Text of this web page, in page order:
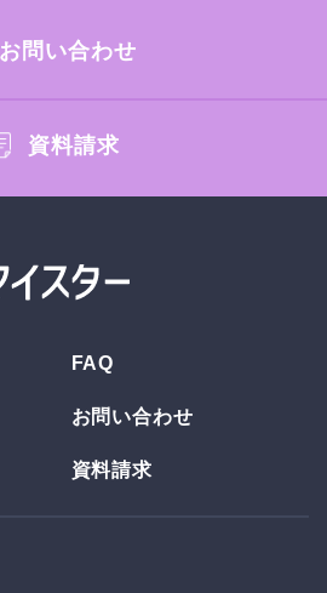
お問い合わせ
資料請求
FAQ
お問い合わせ
資料請求